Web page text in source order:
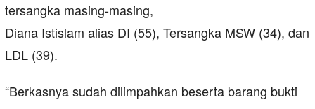
tersangka masing-masing,
Diana Istislam alias DI (55), Tersangka MSW (34), dan
LDL (39).
“Berkasnya sudah dilimpahkan beserta barang bukti